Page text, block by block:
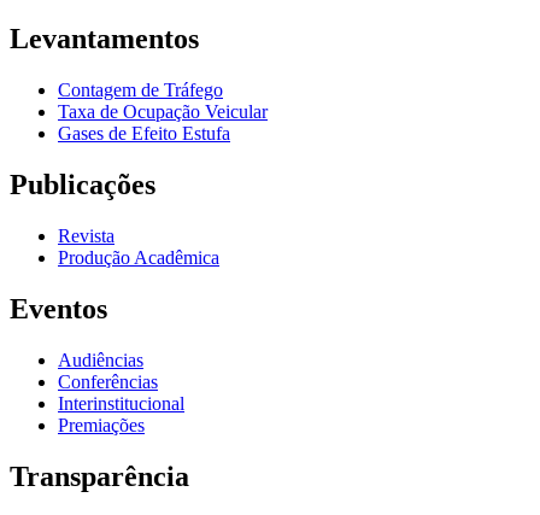
Levantamentos
Contagem de Tráfego
Taxa de Ocupação Veicular
Gases de Efeito Estufa
Publicações
Revista
Produção Acadêmica
Eventos
Audiências
Conferências
Interinstitucional
Premiações
Transparência